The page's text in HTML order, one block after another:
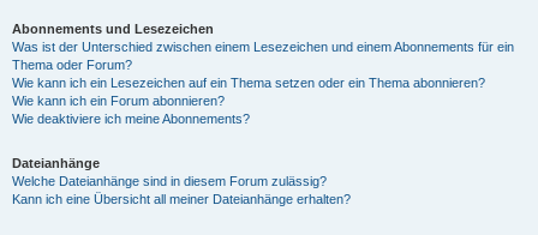
Abonnements und Lesezeichen
Was ist der Unterschied zwischen einem Lesezeichen und einem Abonnements für ein
Thema oder Forum?
Wie kann ich ein Lesezeichen auf ein Thema setzen oder ein Thema abonnieren?
Wie kann ich ein Forum abonnieren?
Wie deaktiviere ich meine Abonnements?
Dateianhänge
Welche Dateianhänge sind in diesem Forum zulässig?
Kann ich eine Übersicht all meiner Dateianhänge erhalten?